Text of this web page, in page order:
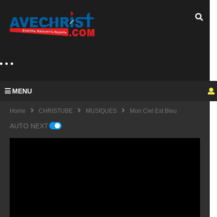
MENU
Home CHRISTUBE MUSIQUES Mon Ciel Est Bleu
AUTO NEXT